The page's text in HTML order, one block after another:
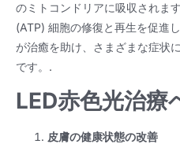
のミトコンドリアに吸収されま
(ATP) 細胞の修復と再生を促進
が治癒を助け、さまざまな症状
です。.
LED赤色光治療
皮膚の健康状態の改善